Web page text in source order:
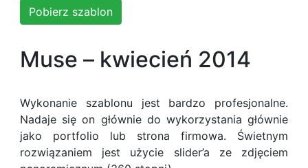
Pobierz szablon
Muse – kwiecień 2014
Wykonanie szablonu jest bardzo profesjonalne.
Nadaje się on głównie do wykorzystania głównie
jako portfolio lub strona firmowa. Świetnym
rozwiązaniem jest użycie slider’a ze zdjęciem